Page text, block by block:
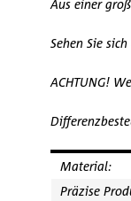
Aus einer
Sehen Sie
ACHTUNG!
Material:
Präzise